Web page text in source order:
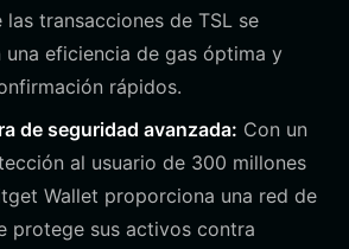
transacciones de TSL se
una eficiencia de gas óptima y
rápidos.
de seguridad avanzada: Con un
al usuario de 300 millones
Wallet proporciona una red de
protege sus activos contra